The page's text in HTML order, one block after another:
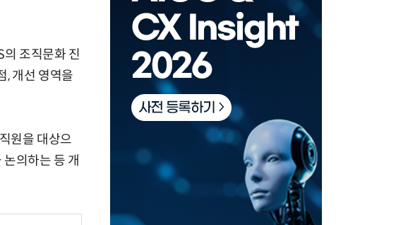
조직문화 진
, 개선 영역을
원을 대상으
의하는 등 개